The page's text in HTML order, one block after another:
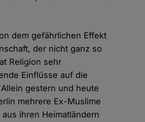
dem gefährlichen Effekt
der nicht ganz so
Religion sehr
Einflüsse auf die
gestern und heute
mehrere Ex-Muslime
ihren Heimatländern